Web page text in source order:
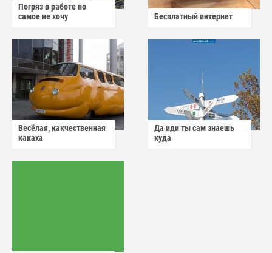
Погряз в работе по
самое не хочу
Бесплатный интернет
Весёлая, какчественная
какаха
Да иди ты сам знаешь
куда